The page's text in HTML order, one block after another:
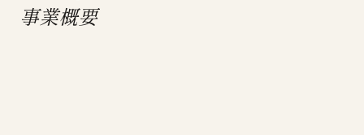
事業概要